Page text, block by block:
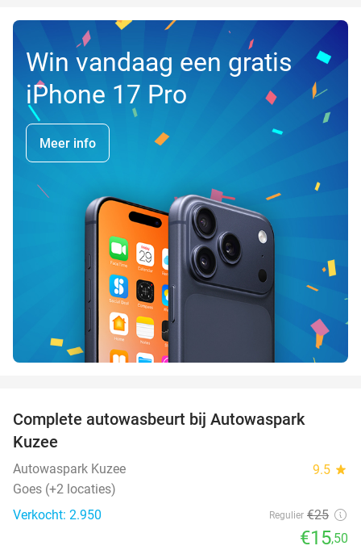
Win vandaag een gratis
iPhone 17 Pro
Meer info
Complete autowasbeurt bij Autowaspark
Kuzee
Autowaspark Kuzee 9.5 star
Goes (+2 locaties)
Verkocht: 2.950
Regulier €25
€15,50